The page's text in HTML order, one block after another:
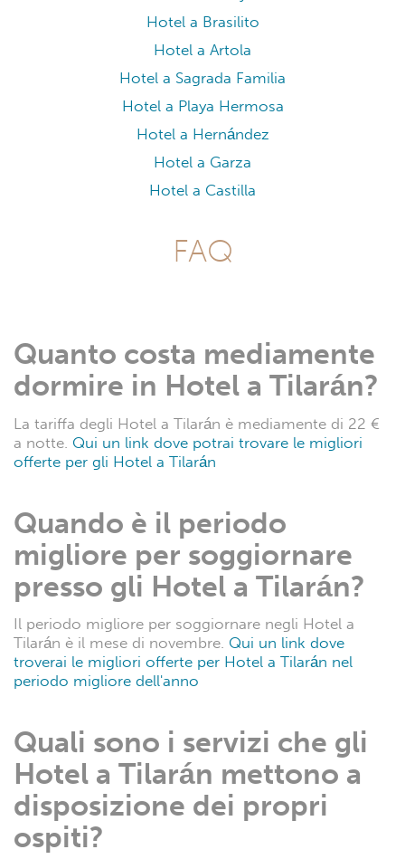
Hotel a Brasilito
Hotel a Artola
Hotel a Sagrada Familia
Hotel a Playa Hermosa
Hotel a Hernández
Hotel a Garza
Hotel a Castilla
FAQ
Quanto costa mediamente
dormire in Hotel a Tilarán?
La tariffa degli Hotel a Tilarán è mediamente di 22 €
a notte. Qui un link dove potrai trovare le migliori
offerte per gli Hotel a Tilarán
Quando è il periodo
migliore per soggiornare
presso gli Hotel a Tilarán?
Il periodo migliore per soggiornare negli Hotel a
Tilarán è il mese di novembre. Qui un link dove
troverai le migliori offerte per Hotel a Tilarán nel
periodo migliore dell'anno
Quali sono i servizi che gli
Hotel a Tilarán mettono a
disposizione dei propri
ospiti?